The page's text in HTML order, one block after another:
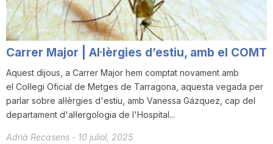
a
r
r
Carrer Major | Al·lèrgies d’estiu, amb el COMT
Aquest dijous, a Carrer Major hem comptat novament amb
el Col·legi Oficial de Metges de Tarragona, aquesta vegada per
parlar sobre al·lèrgies d'estiu, amb Vanessa Gázquez, cap del
departament d'al·lergologia de l'Hospital...
Adrià Recasens - 10 juliol, 2025